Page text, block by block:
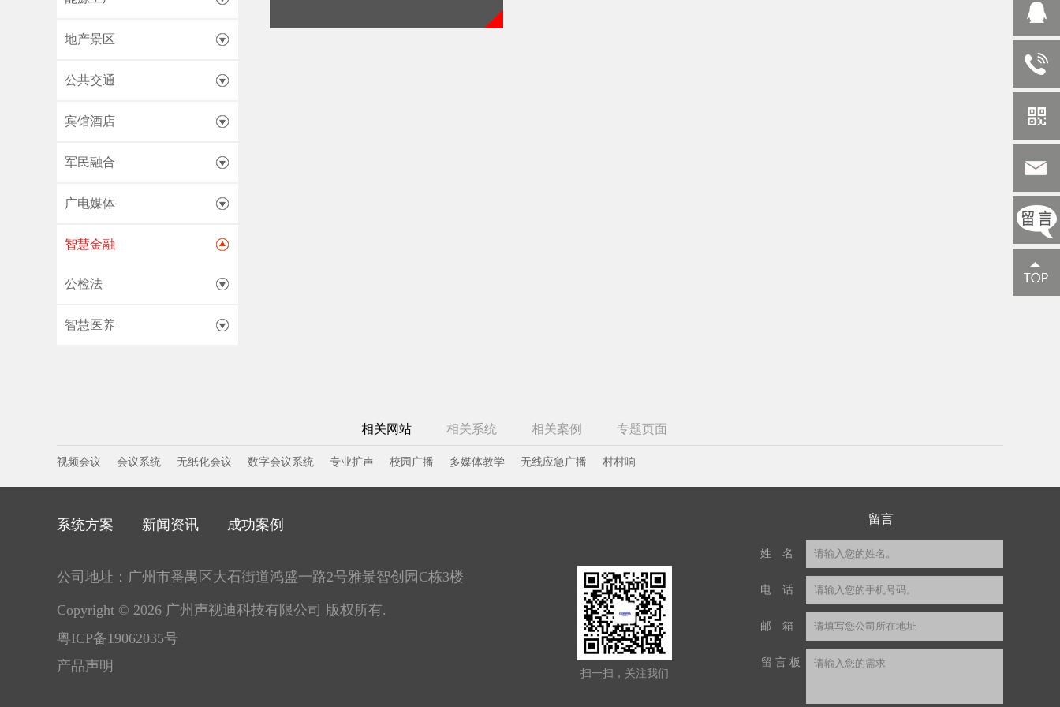
地产景区
公共交通
宾馆酒店
军民融合
广电媒体
智慧金融
公检法
智慧医养
相关网站 相关系统 相关案例 专题页面
视频会议 会议系统 无纸化会议 数字会议系统 专业扩声 校园广播 多媒体教学 无线应急广播 村村响
系统方案 新闻资讯 成功案例
公司地址：广州市番禺区大石街道鸿盛一路2号雅景智创园C栋3楼
Copyright © 2026 广州声视迪科技有限公司 版权所有.
粤ICP备19062035号
产品声明
扫一扫，关注我们
留言
姓名
电话
邮箱
留言板